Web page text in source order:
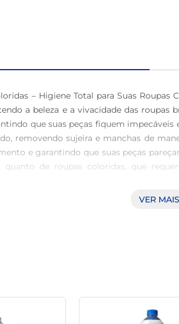
– Higiene Total para Suas
a beleza e a vivacidade das
que suas peças fiquem
removendo sujeira e manchas de
e garantindo que suas peças
de roupas coloridas, que
Assegure-se de que suas roupas
VER MAIS